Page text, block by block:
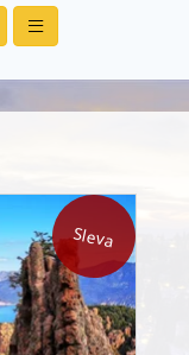
Sleva